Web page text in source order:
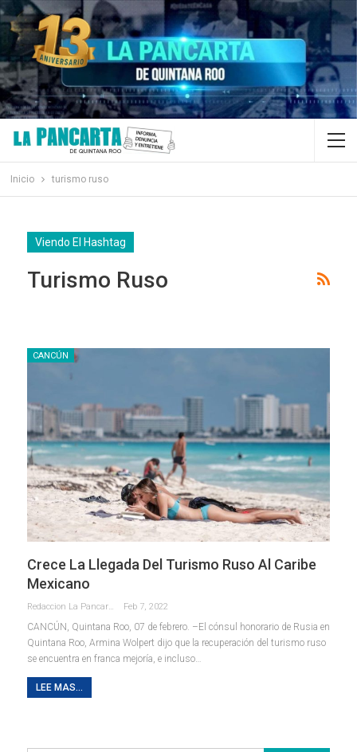
Inicio turismo ruso
Viendo El Hashtag
Turismo Ruso
CANCÚN
Crece La Llegada Del Turismo Ruso Al Caribe
Mexicano
Redaccion La Pancarta De Quintana Roo Feb 7, 2022
CANCÚN, Quintana Roo, 07 de febrero. –El cónsul honorario de Rusia en
Quintana Roo, Armina Wolpert dijo que la recuperación del turismo ruso
se encuentra en franca mejoría, e incluso…
LEE MAS...